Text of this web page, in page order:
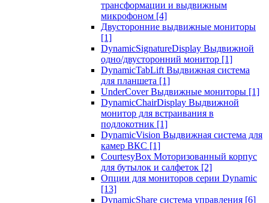
трансформации и выдвижным
микрофоном [4]
Двусторонние выдвижные мониторы
[1]
DynamicSignatureDisplay Выдвижной
одно/двусторонний монитор [1]
DynamicTabLift Выдвижная система
для планшета [1]
UnderCover Выдвижные мониторы [1]
DynamicChairDisplay Выдвижной
монитор для встраивания в
подлокотник [1]
DynamicVision Выдвижная система для
камер ВКС [1]
CourtesyBox Моторизованный корпус
для бутылок и салфеток [2]
Опции для мониторов серии Dynamic
[13]
DynamicShare система управления [6]